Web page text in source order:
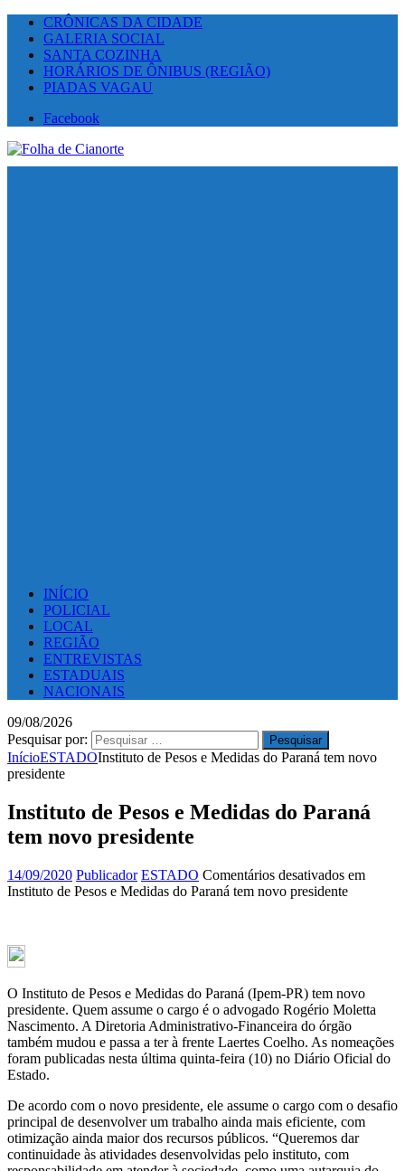
CRÔNICAS DA CIDADE
GALERIA SOCIAL
SANTA COZINHA
HORÁRIOS DE ÔNIBUS (REGIÃO)
PIADAS VAGAU
Facebook
INÍCIO
POLICIAL
LOCAL
REGIÃO
ENTREVISTAS
ESTADUAIS
NACIONAIS
09/08/2026
Pesquisar por:
InícioESTADOInstituto de Pesos e Medidas do Paraná tem novo
presidente
Instituto de Pesos e Medidas do Paraná
tem novo presidente
14/09/2020 Publicador ESTADO Comentários desativados em
Instituto de Pesos e Medidas do Paraná tem novo presidente
O Instituto de Pesos e Medidas do Paraná (Ipem-PR) tem novo
presidente. Quem assume o cargo é o advogado Rogério Moletta
Nascimento. A Diretoria Administrativo-Financeira do órgão
também mudou e passa a ter à frente Laertes Coelho. As nomeações
foram publicadas nesta última quinta-feira (10) no Diário Oficial do
Estado.
De acordo com o novo presidente, ele assume o cargo com o desafio
principal de desenvolver um trabalho ainda mais eficiente, com
otimização ainda maior dos recursos públicos. “Queremos dar
continuidade às atividades desenvolvidas pelo instituto, com